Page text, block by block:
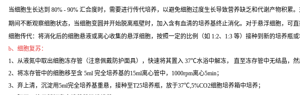
当细胞生长达到 80% - 90% 汇合度时，需要进行传代培养，以避免细胞过度生长导致营养缺乏和代谢产物积累
期间不断观察细胞状态，当细胞变圆并开始脱离瓶壁时，加入含有血清的培养基终止消化。对于悬浮细胞，可
细胞传代：将消化后的细胞悬液或离心收集的悬浮细胞，按照一定的比例（如 1:2、1:3 等）接种到新的培养瓶
b、细胞复苏：
1、从液氮中取出细胞冻存管（注意佩戴防护面具），快速将其置入 37℃水浴中解冻， 直至冻存管中无结晶，然
2、将冻存管中的细胞移至含 5ml 完全培养基的15ml离心管中，1000rpm离心5min；
3、弃上清，沉淀用5ml完全培养基重悬，接种至T25培养瓶，放于37℃,5%CO2细胞培养箱中培养；